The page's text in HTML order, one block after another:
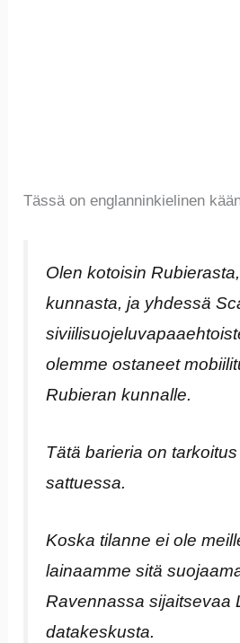
Tässä on englanninkielinen
Olen kotoisin
kunnasta, ja yhdessä
olemme ostaneet
Rubieran kunnalle.
Tätä barieria on
sattuessa.
Koska tilanne ei ole
lainaamme sitä
Ravennassa sijaitsevaa
datakeskusta.